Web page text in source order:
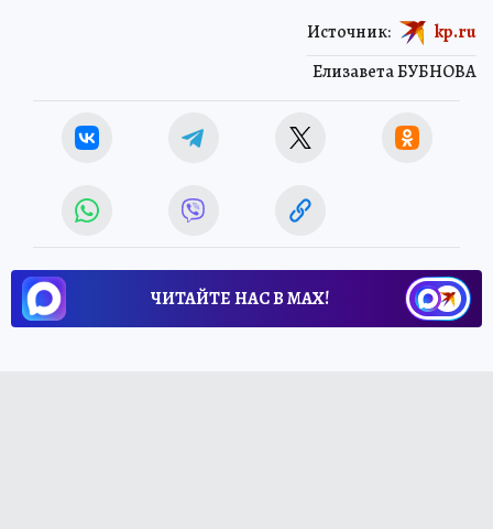
Елизавета БУБНОВА
Источник: kp.ru
ЧИТАЙТЕ НАС В МАХ!